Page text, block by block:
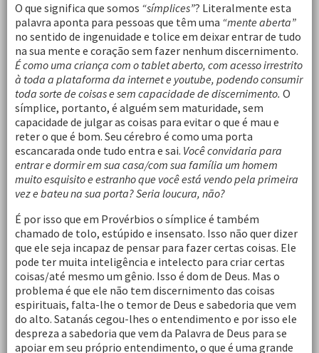
O que significa que somos “símplices”? Literalmente esta
palavra aponta para pessoas que têm uma “mente aberta”
no sentido de ingenuidade e tolice em deixar entrar de tudo
na sua mente e coração sem fazer nenhum discernimento.
É como uma criança com o tablet aberto, com acesso irrestrito
à toda a plataforma da internet e youtube, podendo consumir
toda sorte de coisas e sem capacidade de discernimento. O
símplice, portanto, é alguém sem maturidade, sem
capacidade de julgar as coisas para evitar o que é mau e
reter o que é bom. Seu cérebro é como uma porta
escancarada onde tudo entra e sai. Você convidaria para
entrar e dormir em sua casa/com sua família um homem
muito esquisito e estranho que você está vendo pela primeira
vez e bateu na sua porta? Seria loucura, não?
É por isso que em Provérbios o símplice é também
chamado de tolo, estúpido e insensato. Isso não quer dizer
que ele seja incapaz de pensar para fazer certas coisas. Ele
pode ter muita inteligência e intelecto para criar certas
coisas/até mesmo um gênio. Isso é dom de Deus. Mas o
problema é que ele não tem discernimento das coisas
espirituais, falta-lhe o temor de Deus e sabedoria que vem
do alto. Satanás cegou-lhes o entendimento e por isso ele
despreza a sabedoria que vem da Palavra de Deus para se
apoiar em seu próprio entendimento, o que é uma grande